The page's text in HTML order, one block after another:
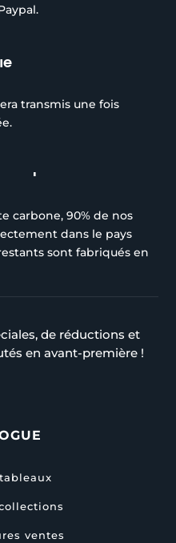
transmis une fois
carbone, 90% de nos
dans le pays
sont fabriqués en
de réductions et
en avant-première !
ventes